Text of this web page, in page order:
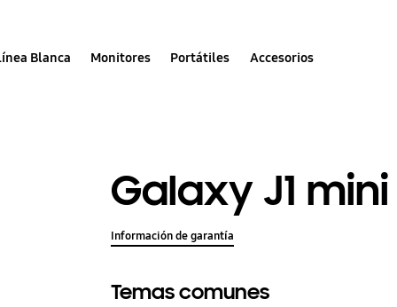
Blanca Monitores Portátiles Accesorios
Galaxy J1
Información de garantía
Temas comunes